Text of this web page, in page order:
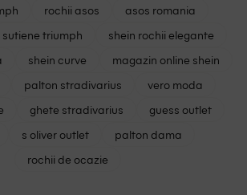
rochii asos
asos romania
sutiene triumph
shein rochii elegante
shein curve
magazin online shein
palton stradivarius
vero moda
ghete stradivarius
guess outlet
s oliver outlet
palton dama
rochii de ocazie